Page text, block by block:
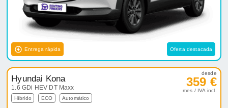
Entrega rápida Oferta destacada
Hyundai Kona
1.6 GDi HEV DT Maxx
Híbrido ECO Automático
desde
359 €
mes / IVA incl.